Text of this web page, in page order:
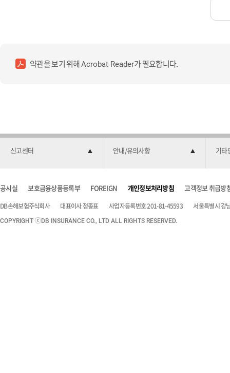
약관을 보기 위해Acrobat Reader가 필요합니다.
신고센터 안내/유의사항 기타
공시실 보호금융상품등록부 FOREIGN 개인정보처리방침 고객정보 취급방
DB손해보험주식회사 대표이사 정종표 사업자등록번호 201-81-45593 서울특별시 강
COPYRIGHT ⓒDB INSURANCE CO., LTD ALL RIGHTS RESERVED.